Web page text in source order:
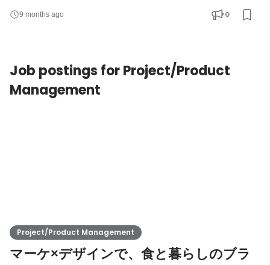
テキストの作成やページ作成を行う ■運営サイト 楽天、yahoo、
イン】Illust
9 months ago 0
Job postings for Project/Product
Management
Project/Product Management
マーケ×デザインで、食と暮らしのブラ